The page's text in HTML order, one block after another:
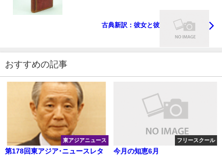
古典新訳：彼女と彼
おすすめの記事
東アジアニュース
第178回東アジア･ニュースレタ
フリースクール
今月の知恵6月